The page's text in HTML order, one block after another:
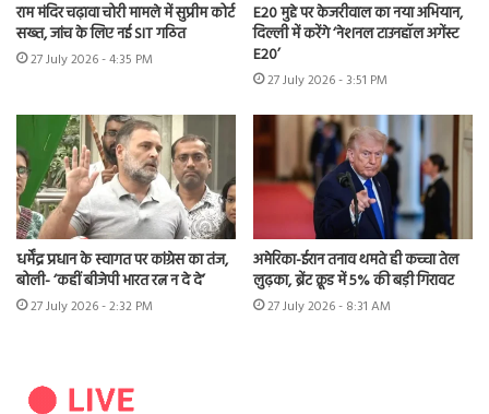
राम मंदिर चढ़ावा चोरी मामले में सुप्रीम कोर्ट
सख्त, जांच के लिए नई SIT गठित
27 July 2026 - 4:35 PM
E20 मुद्दे पर केजरीवाल का नया अभियान,
दिल्ली में करेंगे ‘नेशनल टाउनहॉल अगेंस्ट
E20’
27 July 2026 - 3:51 PM
धर्मेंद्र प्रधान के स्वागत पर कांग्रेस का तंज,
बोली- ‘कहीं बीजेपी भारत रत्न न दे दे’
27 July 2026 - 2:32 PM
अमेरिका-ईरान तनाव थमते ही कच्चा तेल
लुढ़का, ब्रेंट क्रूड में 5% की बड़ी गिरावट
27 July 2026 - 8:31 AM